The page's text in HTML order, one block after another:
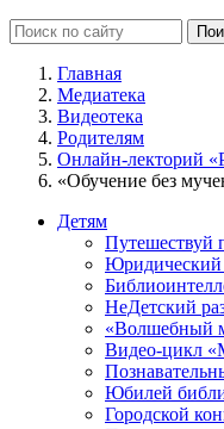
Главная
Медиатека
Видеотека
Родителям
Онлайн-лекторий
«Обучение без
Детям
Путешествуй
Юридический
НеДетский
«Волшебный
Видео-цикл
Юбилей
Городской